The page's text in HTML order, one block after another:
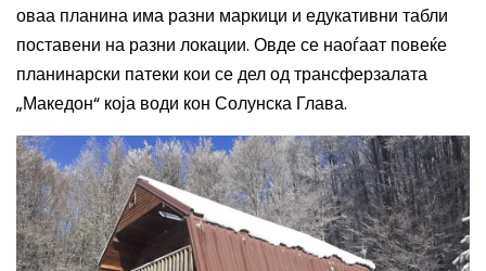
оваа планина има разни маркици и едукативни табли
поставени на разни локации. Овде се наоѓаат повеќе
планинарски патеки кои се дел од трансферзалата
„Македон“ која води кон Солунска Глава.